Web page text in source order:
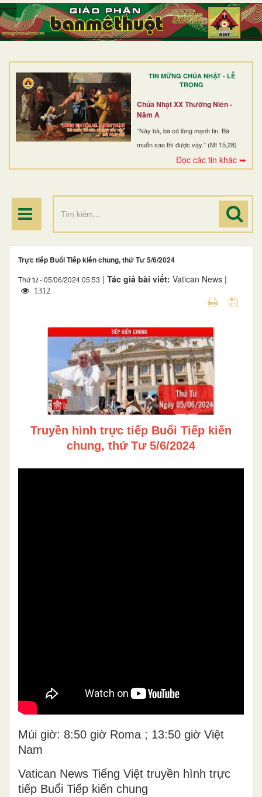
TIN MỪNG CHÚA NHẬT - LỄ
TRỌNG
Chúa Nhật XX Thường Niên -
Năm A
“Này bà, bà có lòng mạnh tin. Bà
muốn sao thì được vậy.” (Mt 15,28)
Đọc các tin khác ➥
TRANG NHẤT
GIỚI THIỆU
DÒNG TU
BAN MỤC VỤ
ĐOÀN THỂ CG
ĐIỂM HÀNH HƯƠNG
Trực tiếp Buổi Tiếp kiến chung, thứ Tư 5/6/2024
Thứ tư - 05/06/2024 05:53 | Tác giả bài viết: Vatican News |
1312
Truyền hình trực tiếp Buổi Tiếp kiến
chung, thứ Tư 5/6/2024
Múi giờ: 8:50 giờ Roma ; 13:50 giờ Việt
Nam
Vatican News Tiếng Việt truyền hình trực
tiếp Buổi Tiếp kiến chung